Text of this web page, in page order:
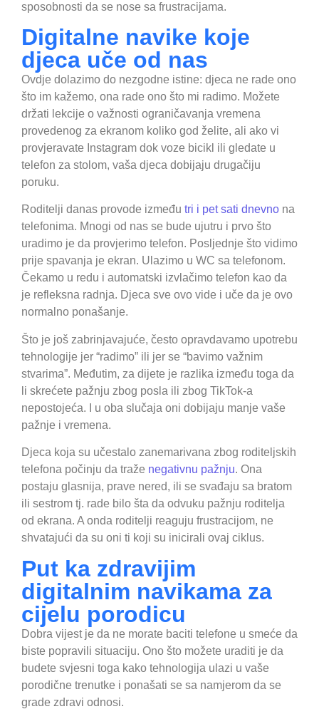
sposobnosti da se nose sa frustracijama.
Digitalne navike koje
djeca uče od nas
Ovdje dolazimo do nezgodne istine: djeca ne rade ono
što im kažemo, ona rade ono što mi radimo. Možete
držati lekcije o važnosti ograničavanja vremena
provedenog za ekranom koliko god želite, ali ako vi
provjeravate Instagram dok voze bicikl ili gledate u
telefon za stolom, vaša djeca dobijaju drugačiju
poruku.
Roditelji danas provode između tri i pet sati dnevno na
telefonima. Mnogi od nas se bude ujutru i prvo što
uradimo je da provjerimo telefon. Posljednje što vidimo
prije spavanja je ekran. Ulazimo u WC sa telefonom.
Čekamo u redu i automatski izvlačimo telefon kao da
je refleksna radnja. Djeca sve ovo vide i uče da je ovo
normalno ponašanje.
Što je još zabrinjavajuće, često opravdavamo upotrebu
tehnologije jer “radimo” ili jer se “bavimo važnim
stvarima”. Međutim, za dijete je razlika između toga da
li skrećete pažnju zbog posla ili zbog TikTok-a
nepostojeća. I u oba slučaja oni dobijaju manje vaše
pažnje i vremena.
Djeca koja su učestalo zanemarivana zbog roditeljskih
telefona počinju da traže negativnu pažnju. Ona
postaju glasnija, prave nered, ili se svađaju sa bratom
ili sestrom tj. rade bilo šta da odvuku pažnju roditelja
od ekrana. A onda roditelji reaguju frustracijom, ne
shvatajući da su oni ti koji su inicirali ovaj ciklus.
Put ka zdravijim
digitalnim navikama za
cijelu porodicu
Dobra vijest je da ne morate baciti telefone u smeće da
biste popravili situaciju. Ono što možete uraditi je da
budete svjesni toga kako tehnologija ulazi u vaše
porodične trenutke i ponašati se sa namjerom da se
grade zdravi odnosi.